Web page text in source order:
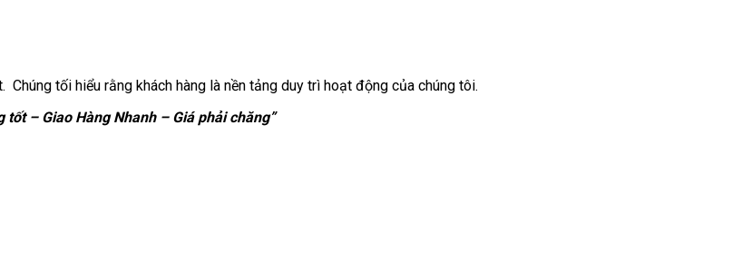
tối hiểu rằng khách hàng là nền tảng duy trì hoạt động của chúng tôi.
tốt – Giao Hàng Nhanh – Giá phải chăng”